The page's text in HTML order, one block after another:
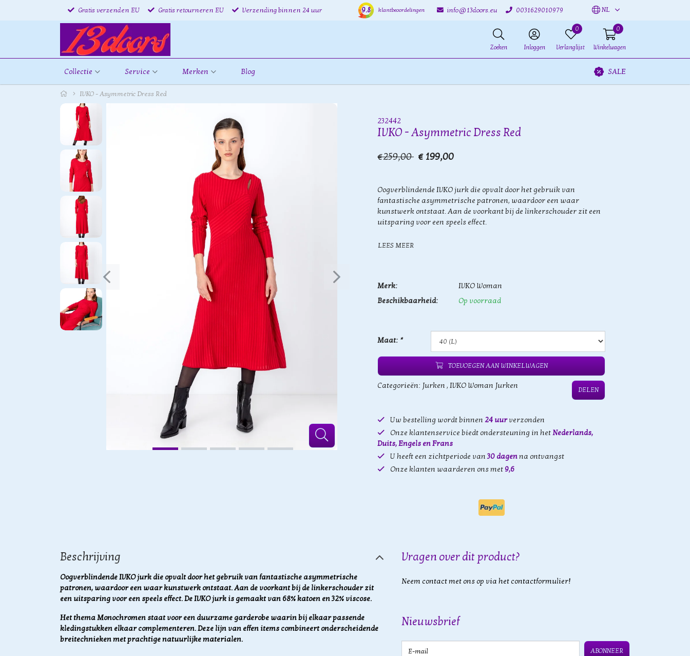
Gratis verzenden EU Gratis retourneren EU Verzending binnen 24 uur 9.8 klantbeoordelingen info@13doors.eu 0031629010979 NL
Zoeken Inloggen
0
Verlanglijst
0
Winkelwagen
Collectie Service Merken Blog SALE
IVKO - Asymmetric Dress Red
232442
IVKO - Asymmetric Dress Red
€259,00 € 199,00
Oogverblindende IVKO jurk die opvalt door het gebruik van
fantastische asymmetrische patronen, waardoor een waar
kunstwerk ontstaat. Aan de voorkant bij de linkerschouder zit een
uitsparing voor een speels effect.
LEES MEER
Merk:
IVKO Woman
Beschikbaarheid:
Op voorraad
Maat: *
TOEVOEGEN AAN WINKELWAGEN
Categorieën: Jurken , IVKO Woman Jurken DELEN
Uw bestelling wordt binnen 24 uurverzonden
Onze klantenservice biedt ondersteuning in hetNederlands,
Duits, Engels en Frans
U heeft een zichtperiode van30 dagenna ontvangst
Onze klanten waarderen ons met 9,6
Beschrijving
Oogverblindende IVKO jurk die opvalt door het gebruik van fantastische asymmetrische
patronen, waardoor een waar kunstwerk ontstaat. Aan de voorkant bij de linkerschouder zit
een uitsparing voor een speels effect. De IVKO jurk is gemaakt van 68% katoen en 32% viscose.
Het thema Monochromen staat voor een duurzame garderobe waarin bij elkaar passende
kledingstukken elkaar complementeren. Deze lijn van effen items combineert onderscheidende
breitechnieken met prachtige natuurlijke materialen.
Vragen over dit product?
Neem contact met ons op via het contactformulier!
Nieuwsbrief
E-mail
ABONNEER